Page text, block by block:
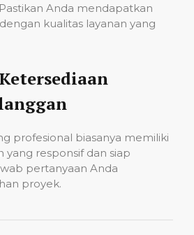
Anda mendapatkan
kualitas layanan yang
profesional biasanya memiliki
yang responsif dan siap
pertanyaan Anda
proyek.